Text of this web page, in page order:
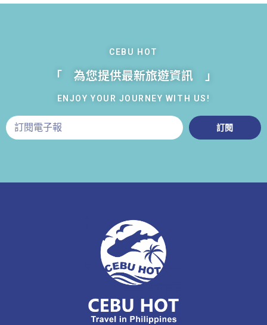
CEBU HOT
「 為您提供最新旅遊資訊 」
ENJOY YOUR JOURNEY WITH US!
訂閱